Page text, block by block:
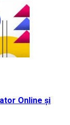
Online și